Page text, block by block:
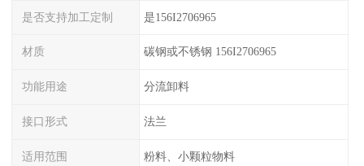
是否支持加工定制 是156I2706965
材质 碳钢或不锈钢 156I2706965
功能用途 分流卸料
接口形式 法兰
适用范围 粉料、小颗粒物料